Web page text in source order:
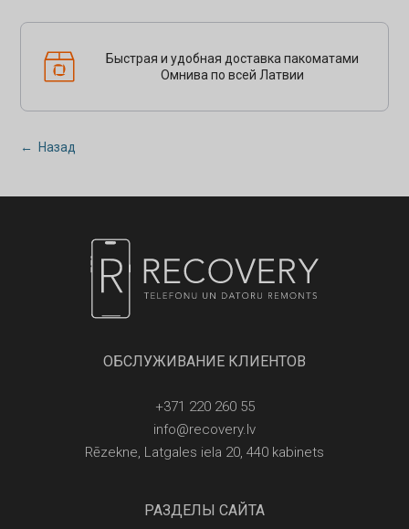
Быстрая и удобная доставка пакоматами
Омнива по всей Латвии
← Назад
ОБСЛУЖИВАНИЕ КЛИЕНТОВ
+371 220 260 55
info@recovery.lv
Rēzekne, Latgales iela 20, 440 kabinets
РАЗДЕЛЫ САЙТА